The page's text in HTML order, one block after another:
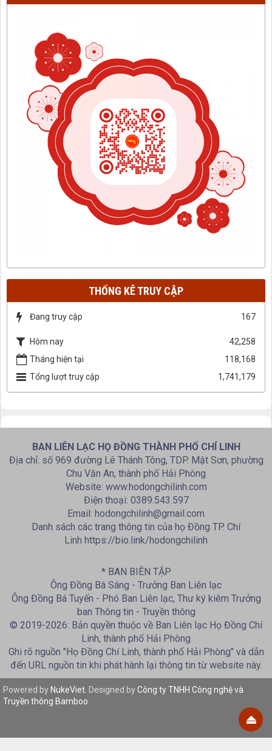
THỐNG KÊ TRUY CẬP
Đang truy cập 167
Hôm nay
42,258
Tháng hiện tại
118,168
Tổng lượt truy cập
1,741,179
BAN LIÊN LẠC HỌ ĐỒNG THÀNH PHỐ CHÍ LINH
Địa chỉ: số 969 đường Lê Thánh Tông, TDP. Mật Sơn, phường
Chu Văn An, thành phố Hải Phòng
Website: www.hodongchilinh.com
Điện thoại: 0389.543.597
Email: hodongchilinh@gmail.com
Danh sách các trang thông tin của họ Đồng TP. Chí
Linh https://bio.link/hodongchilinh
* BAN BIÊN TẬP
Ông Đồng Bá Sáng - Trưởng Ban Liên lạc
Ông Đồng Bá Tuyến - Phó Ban Liên lạc, Thư ký kiêm Trưởng
ban Thông tin - Truyền thông
© 2019-2026: Bản quyền thuộc về Ban Liên lạc Họ Đồng Chí
Linh, thành phố Hải Phòng
Ghi rõ nguồn "Họ Đồng Chí Linh, thành phố Hải Phòng" và dẫn
đến URL nguồn tin khi phát hành lại thông tin từ website này.
Powered by NukeViet . Designed byCông ty TNHH Công nghệ và
Truyền thông Bamboo